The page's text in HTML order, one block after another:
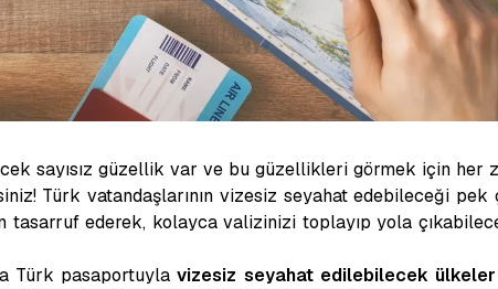
sayısız güzellik var ve bu güzellikleri görmek için her
Türk vatandaşlarının vizesiz seyahat edebileceği
tasarruf ederek, kolayca valizinizi toplayıp yola
Türk pasaportuylavizesiz seyahat edilebilecek ülkeler